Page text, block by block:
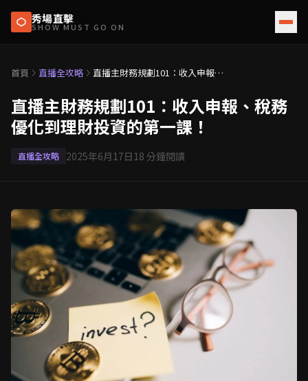
秀場直擊
SHOW MUST GO ON
首頁 直播全攻略
直播主財務規劃101：收入申報、
直播主財務規劃101：收入申報、稅務
優化到理財投資的第一課！
直播全攻略 2025年6月17日18 分鐘閱讀